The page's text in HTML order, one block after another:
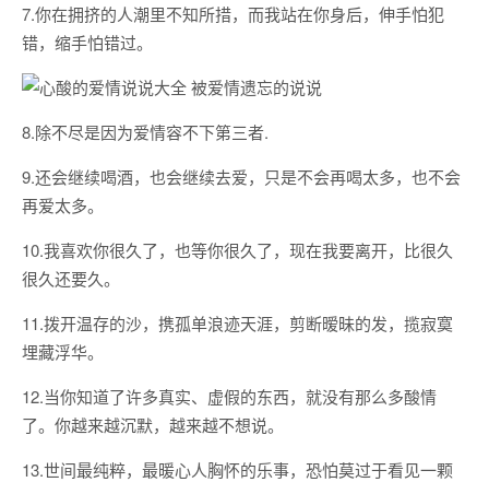
7.你在拥挤的人潮里不知所措，而我站在你身后，伸手怕犯
错，缩手怕错过。
8.除不尽是因为爱情容不下第三者.
9.还会继续喝酒，也会继续去爱，只是不会再喝太多，也不会
再爱太多。
10.我喜欢你很久了，也等你很久了，现在我要离开，比很久
很久还要久。
11.拨开温存的沙，携孤单浪迹天涯，剪断暧昧的发，揽寂寞
埋藏浮华。
12.当你知道了许多真实、虚假的东西，就没有那么多酸情
了。你越来越沉默，越来越不想说。
13.世间最纯粹，最暖心人胸怀的乐事，恐怕莫过于看见一颗